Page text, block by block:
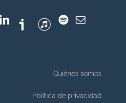
Quiénes somos
Política de privacidad